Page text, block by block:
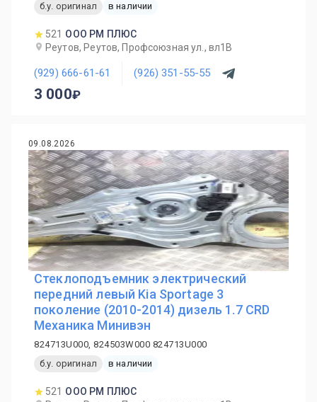
б.у. оригинал
в наличии
521 ООО РМ ПЛЮС
Реутов, Реутов, Профсоюзная ул., вл1В
(929) 666-61-61 (926) 351-55-55
3 000
09.08.2026
Стеклоподъемник электрический
передний левый Kia Sportage 3
поколение (2010-2014) дизель 1.7 CRD
Механика Минивэн
824713U000, 824503W000 824713U000
б.у. оригинал
в наличии
521 ООО РМ ПЛЮС